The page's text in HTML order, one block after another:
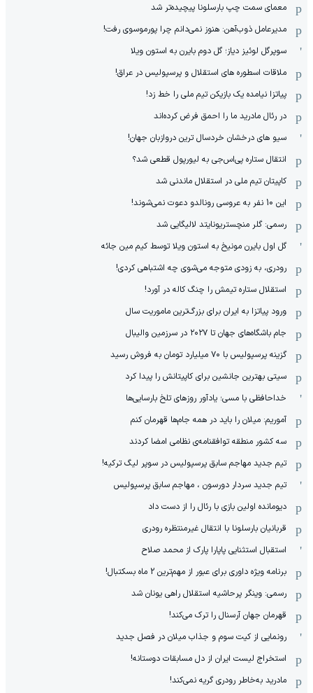
معمای سمت چپ بارسلونا پیچیده‌تر شد
مدیرعامل ذوب‌آهن: هنوز نمی‌دانم چرا پورموسوی رفت!
سوپرگل لوئیز دیاز؛ گل دوم بایرن به استون ویلا
ملاقات اسطوره های استقلال و پرسپولیس در عراق!
پیاتزا نیامده یک بازیکن تیم ملی را خط زد!
در رئال مادرید ما را احمق فرض کرده‌اند
سیو های درخشان خردسال ترین دروازبان جهان!
انتقال ستاره پی‌اس‌جی به لیورپول قطعی شد؟
کاپیتان تیم ملی در استقلال ماندنی شد
این 10 نفر به عروسی رونالدو دعوت نمی‌شوند!
رسمی: گلر منچستریونایتد لالیگایی شد
گل اول بایرن مونیخ به استون ویلا توسط کیم مین جائه
رودری، به زودی متوجه می‌شوی چه اشتباهی کردی!
استقلال ستاره تیمش را چنگ کاله در آورد!
ورود پیاتزا به ایران برای بزرگ‌ترین ماموریت سال
جام باشگاه‌های جهان تا ۲۰۲۷ در سرزمین والیبال
گزینه پرسپولیس با ۷۰ میلیارد تومان به فروش رسید
سیتی بهترین جانشین برای کاپیتانش را پیدا کرد
خداحافظی با مسی؛ یادآور روزهای تلخ بارسایی‌ها
آموریم: میلان را باید در همه جام‌ها قهرمان کنم
سه کشور منطقه توافقنامه‌ی نظامی امضا کردند
تیم جدید مهاجم سابق پرسپولیس در سوپر لیگ ترکیه!
تیم جدید سردار دورسون ، مهاجم سابق پرسپولیس
دیومانده اولین بازی با رئال را از دست داد
قربانیان بارسلونا با انتقال غیرمنتظره رودری
استقبال استثنایی پاپارا پارک از محمد صلاح
برنامه ویژه داوری برای عبور از مهم‌ترین 2 ماه بسکتبال!
رسمی: وینگر پرحاشیه استقلال راهی یونان شد
قهرمان جهان آرسنال را ترک می‌کند!
رونمایی از کیت سوم و جذاب میلان در فصل جدید
استخراج لیست ایران از دل مسابقات دوستانه!
مادرید به‌خاطر رودری گریه نمی‌کند!